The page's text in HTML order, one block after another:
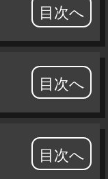
目次へ
目次へ
目次へ